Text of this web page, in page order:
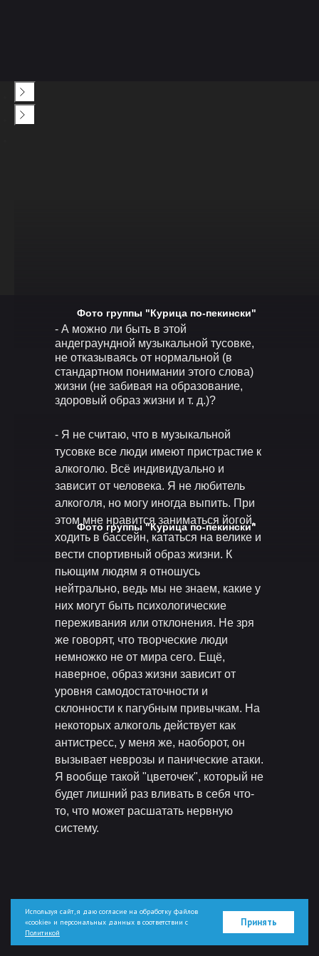
Фото группы "Курица по-пекински"
Фото группы "Курица по-пекински"
- А можно ли быть в этой
андеграундной музыкальной тусовке,
не отказываясь от нормальной (в
стандартном понимании этого слова)
жизни (не забивая на образование,
здоровый образ жизни и т. д.)?
- Я не считаю, что в музыкальной
тусовке все люди имеют пристрастие к
алкоголю. Всё индивидуально и
зависит от человека. Я не любитель
алкоголя, но могу иногда выпить. При
этом мне нравится заниматься йогой,
ходить в бассейн, кататься на велике и
вести спортивный образ жизни. К
пьющим людям я отношусь
нейтрально, ведь мы не знаем, какие у
них могут быть психологические
переживания или отклонения. Не зря
же говорят, что творческие люди
немножко не от мира сего. Ещё,
наверное, образ жизни зависит от
уровня самодостаточности и
склонности к пагубным привычкам. На
некоторых алкоголь действует как
антистресс, у меня же, наоборот, он
вызывает неврозы и панические атаки.
Я вообще такой "цветочек", который не
будет лишний раз вливать в себя что-
то, что может расшатать нервную
систему.
Используя сайт, я даю согласие на обработку файлов
«cookie» и персональных данных в соответствии с
Политикой
Принять